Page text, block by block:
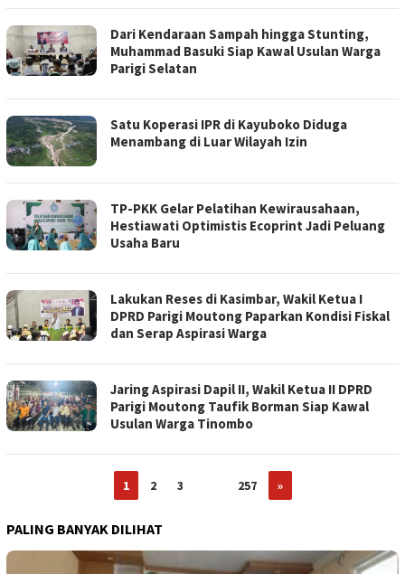
Dari Kendaraan Sampah hingga Stunting,
Muhammad Basuki Siap Kawal Usulan Warga
Parigi Selatan
Satu Koperasi IPR di Kayuboko Diduga
Menambang di Luar Wilayah Izin
TP-PKK Gelar Pelatihan Kewirausahaan,
Hestiawati Optimistis Ecoprint Jadi Peluang
Usaha Baru
Lakukan Reses di Kasimbar, Wakil Ketua I
DPRD Parigi Moutong Paparkan Kondisi Fiskal
dan Serap Aspirasi Warga
Jaring Aspirasi Dapil II, Wakil Ketua II DPRD
Parigi Moutong Taufik Borman Siap Kawal
Usulan Warga Tinombo
1 2 3 257 »
PALING BANYAK DILIHAT